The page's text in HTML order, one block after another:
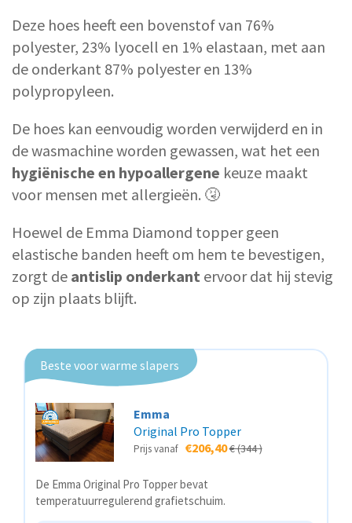
Deze hoes heeft een bovenstof van 76%
polyester, 23% lyocell en 1% elastaan, met aan
de onderkant 87% polyester en 13%
polypropyleen.
De hoes kan eenvoudig worden verwijderd en in
de wasmachine worden gewassen, wat het een
hygiënische en hypoallergene keuze maakt
voor mensen met allergieën. 🤧
Hoewel de Emma Diamond topper geen
elastische banden heeft om hem te bevestigen,
zorgt de antislip onderkant ervoor dat hij stevig
op zijn plaats blijft.
Beste voor warme slapers
Emma
Original Pro Topper
Prijs vanaf €206,40€ (344 )
De Emma Original Pro Topper bevat
temperatuurregulerend grafietschuim.